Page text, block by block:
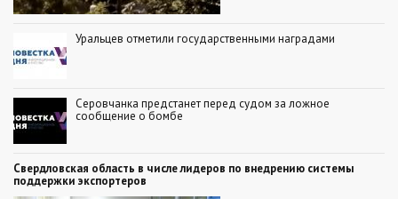
Уральцев отметили государственными наградами
Серовчанка предстанет перед судом за ложное
сообщение о бомбе
Свердловская область в числе лидеров по внедрению системы
поддержки экспортеров